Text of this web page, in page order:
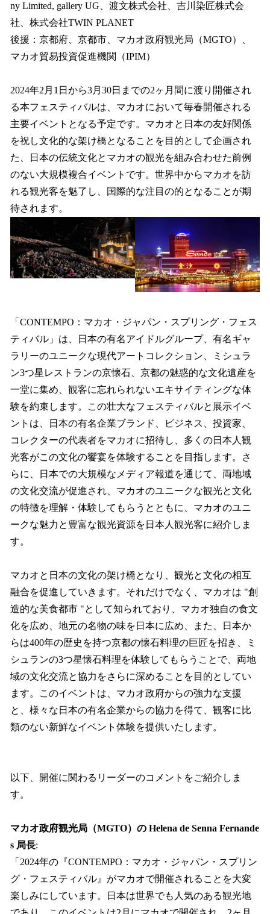
ny Limited, gallery UG、渡文株式会社、吉川染匠株式会
社、株式会社TWIN PLANET
後援：京都府、京都市、マカオ政府観光局（MGTO）、
マカオ貿易投資促進機関（IPIM）
2024年2月1日から3月30日までの2ヶ月間に渡り開催され
る本フェスティバルは、マカオにおいて毎春開催される
主要イベントとなる予定です。マカオと日本の友好関係
を祝し文化的な架け橋となることを目的として企画され
た、日本の伝統文化とマカオの観光を組み合わせた前例
のない大規模複合イベントです。世界中からマカオを訪
れる観光客を魅了し、国際的な注目の的となることが期
待されます。
「CONTEMPO：マカオ・ジャパン・スプリング・フェス
ティバル」は、日本の有名アイドルグループ、有名ギャ
ラリーのユニークな現代アートコレクション、ミシュラ
ン3つ星レストランの京懐石、京都の魅惑的な文化遺産を
一堂に集め、観客に忘れられないエキサイティングな体
験を約束します。この壮大なフェスティバルと展示イベ
ントは、日本の有名企業ブランド、ビジネス、投資家、
コレクターの代表者をマカオに招待し、多くの日本人観
光客がこの文化の饗宴を体験することを目指します。さ
らに、日本での大規模なメディア報道を通じて、両地域
の文化交流が促進され、マカオのユニークな観光と文化
の特徴を理解・体験してもらうとともに、マカオのユニ
ークな魅力と豊富な観光資源を日本人観光客に紹介しま
す。
マカオと日本の文化の架け橋となり、観光と文化の相互
融合を促進していきます。それだけでなく、マカオは "創
造的な美食都市 "として知られており、マカオ独自の食文
化を広め、地元の名物の味を日本に広め、また、日本か
らは400年の歴史を持つ京都の懐石料理の巨匠を招き、ミ
シュランの3つ星懐石料理を体験してもらうことで、両地
域の文化交流と協力をさらに深めることを目的としてい
ます。このイベントは、マカオ政府からの強力な支援
と、様々な日本の有名企業からの協力を得て、観客に比
類のない新鮮なイベント体験を提供いたします。
以下、開催に関わるリーダーのコメントをご紹介しま
す。
マカオ政府観光局（MGTO）の Helena de Senna Fernande
s 局長:
「2024年の『CONTEMPO：マカオ・ジャパン・スプリン
グ・フェスティバル』がマカオで開催されることを大変
楽しみにしています。日本は世界でも人気のある観光地